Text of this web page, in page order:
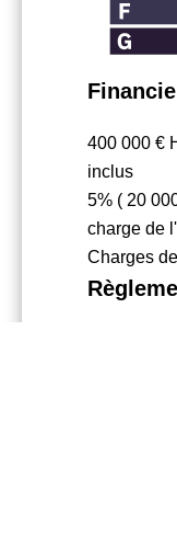
400 000 €
inclus
5% ( 20
charge de
Charges